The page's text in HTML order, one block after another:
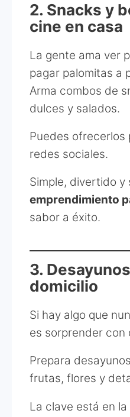
2. Snacks y
cine en casa
La gente ama ver
pagar palomitas a
Arma combos de
dulces y salados.
Puedes ofrecerlos
redes sociales.
Simple, divertido y
emprendimiento
sabor a éxito.
3.
domicilio
Si hay algo que
es sorprender con
Prepara
frutas, flores y
La clave está en